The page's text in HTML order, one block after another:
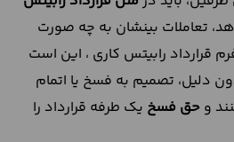
تعاملات بینشان به چه صورت
قرارداد رابیتس کاری ، این است
دلیل، تصمیم به فسخ یا اتمام
و حق فسخ یک طرفه قرارداد را